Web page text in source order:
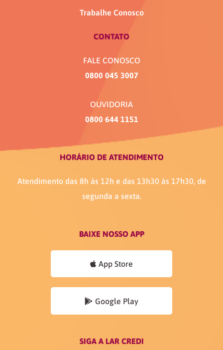
Trabalhe Conosco
CONTATO
FALE CONOSCO
0800 045 3007
OUVIDORIA
0800 644 1151
HORÁRIO DE ATENDIMENTO
Atendimento das 8h às 12h e das 13h30 às 17h30, de
segunda a sexta.
BAIXE NOSSO APP
App Store
Google Play
SIGA A LAR CREDI